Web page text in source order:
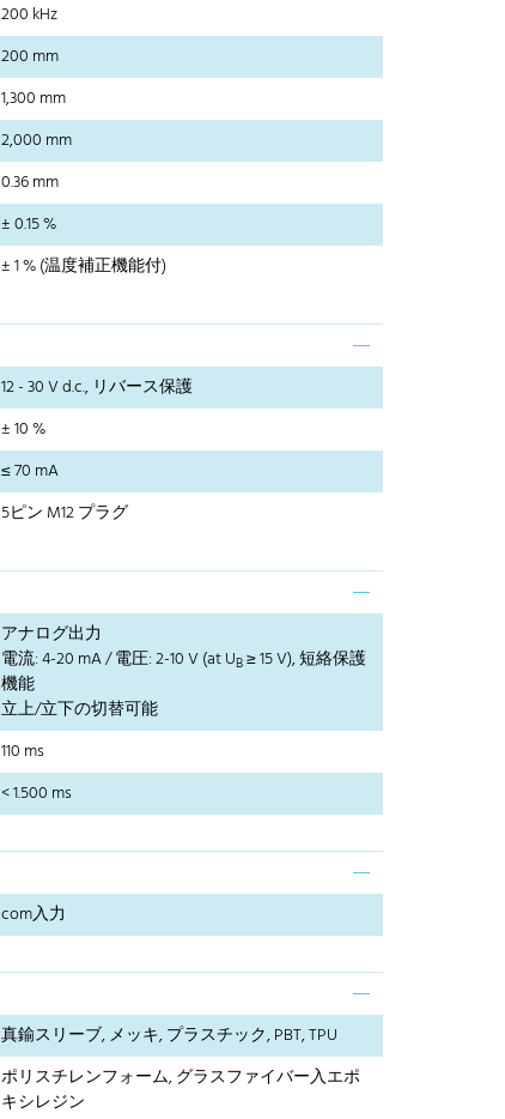
200 kHz
200 mm
1,300 mm
2,000 mm
0.36 mm
± 0.15 %
± 1 % (温度補正機能付)
12 - 30 V d.c., リバース保護
± 10 %
≤ 70 mA
5ピン M12 プラグ
アナログ出力
電流: 4-20 mA / 電圧: 2-10 V (at UB≥ 15 V), 短絡保護
機能
立上/立下の切替可能
110 ms
< 1.500 ms
com入力
真鍮スリーブ, メッキ, プラスチック, PBT, TPU
ポリスチレンフォーム, グラスファイバー入エポ
キシレジン